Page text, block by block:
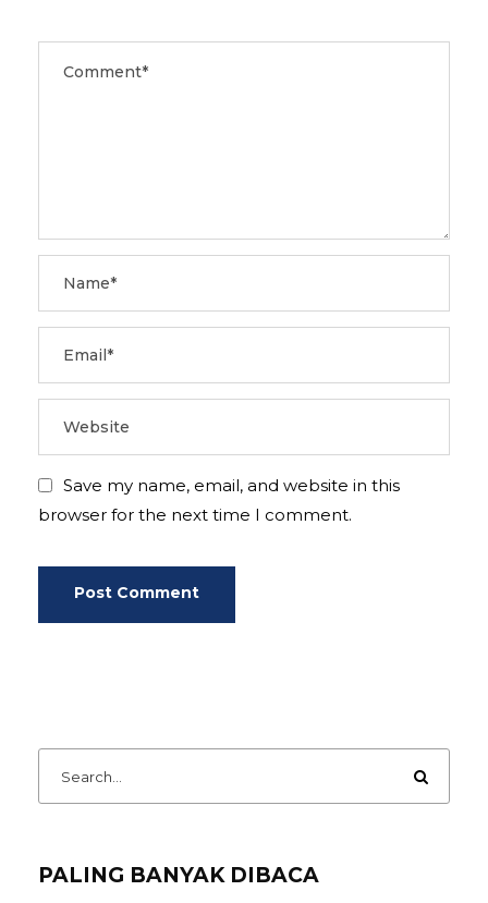
Save my name, email, and website in this
browser for the next time I comment.
PALING BANYAK DIBACA